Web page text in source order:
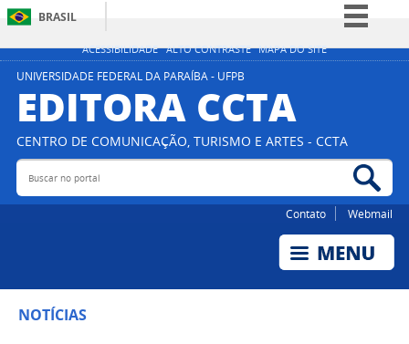
ACESSIBILIDADE ALTO CONTRASTE MAPA DO SITE
BRASIL
Simplifique!
Participe
Acesso à informação
Legislação
UNIVERSIDADE FEDERAL DA PARAÍBA - UFPB
EDITORA CCTA
CENTRO DE COMUNICAÇÃO, TURISMO E ARTES - CCTA
Buscar no portal
Contato Webmail
NOTÍCIAS